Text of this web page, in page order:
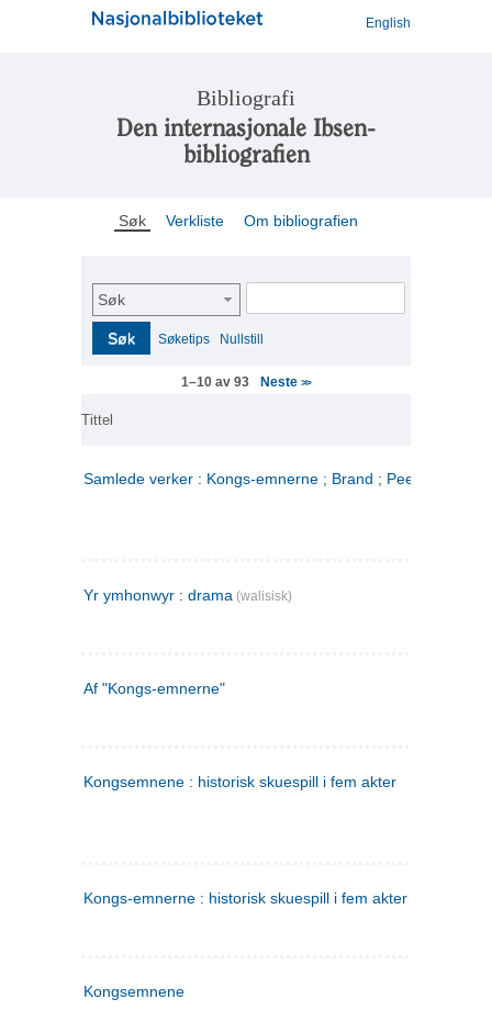
English
Bibliografi
Den internasjonale Ibsen-
bibliografien
Søk Verkliste Om bibliografien
Søk
Søk Søketips Nullstill
1–10 av 93 Neste>>
Tittel
Samlede verker : Kongs-emnerne ; Brand ; Peer Gynt. 2
Yr ymhonwyr : drama (walisisk)
Af "Kongs-emnerne"
Kongsemnene : historisk skuespill i fem akter
Kongs-emnerne : historisk skuespill i fem akter
Kongsemnene